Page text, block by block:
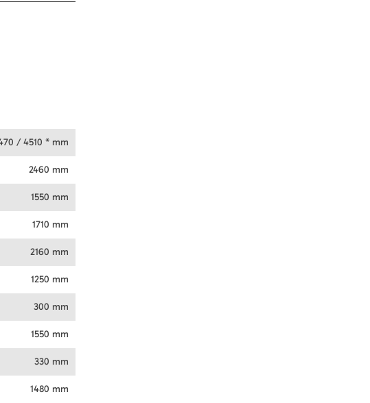
/ 4510 * mm
2460 mm
1550 mm
1710 mm
2160 mm
1250 mm
300 mm
1550 mm
330 mm
1480 mm